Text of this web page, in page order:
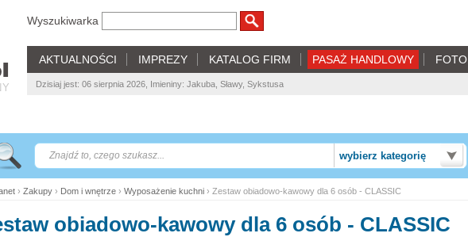
Wyszukiwarka
AKTUALNOŚCI IMPREZY KATALOG FIRM PASAŻ HANDLOWY FOTO
Dzisiaj jest: 06 sierpnia 2026, Imieniny: Jakuba, Sławy, Sykstusa
wybierz kategorię
› Zakupy › Dom i wnętrze › Wyposażenie kuchni › Zestaw obiadowo-kawowy dla 6 osób - CLASSIC
obiadowo-kawowy dla 6 osób - CLASSIC